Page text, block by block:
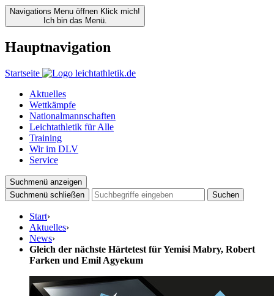
Navigations Menu öffnen Klick mich!
Ich bin das Menü.
Hauptnavigation
Startseite
Aktuelles
Wettkämpfe
Nationalmannschaften
Leichtathletik für Alle
Training
Wir im DLV
Service
Suchmenü anzeigen
Suchmenü schließen
Suchen
Start›
Aktuelles›
News›
Gleich der nächste Härtetest für Yemisi Mabry, Robert
Farken und Emil Agyekum